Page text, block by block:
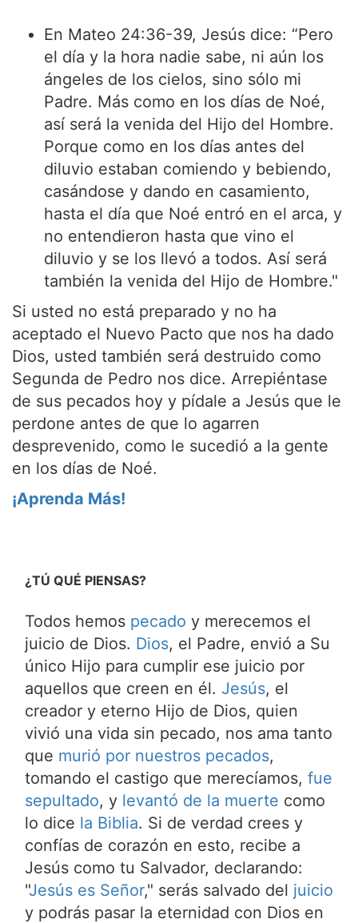
En Mateo 24:36-39, Jesús dice: “Pero
el día y la hora nadie sabe, ni aún los
ángeles de los cielos, sino sólo mi
Padre. Más como en los días de Noé,
así será la venida del Hijo del Hombre.
Porque como en los días antes del
diluvio estaban comiendo y bebiendo,
casándose y dando en casamiento,
hasta el día que Noé entró en el arca, y
no entendieron hasta que vino el
diluvio y se los llevó a todos. Así será
también la venida del Hijo de Hombre."
Si usted no está preparado y no ha
aceptado el Nuevo Pacto que nos ha dado
Dios, usted también será destruido como
Segunda de Pedro nos dice. Arrepiéntase
de sus pecados hoy y pídale a Jesús que le
perdone antes de que lo agarren
desprevenido, como le sucedió a la gente
en los días de Noé.
¡Aprenda Más!
¿TÚ QUÉ PIENSAS?
Todos hemos pecado y merecemos el
juicio de Dios. Dios, el Padre, envió a Su
único Hijo para cumplir ese juicio por
aquellos que creen en él. Jesús, el
creador y eterno Hijo de Dios, quien
vivió una vida sin pecado, nos ama tanto
que murió por nuestros pecados,
tomando el castigo que merecíamos, fue
sepultado, y levantó de la muerte como
lo dice la Biblia. Si de verdad crees y
confías de corazón en esto, recibe a
Jesús como tu Salvador, declarando:
"Jesús es Señor," serás salvado del juicio
y podrás pasar la eternidad con Dios en